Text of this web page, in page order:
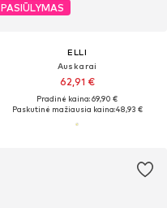
PASIŪLYMAS
ELLI
Auskarai
62,91 €
Pradinė kaina: 69,90 €
Paskutinė mažiausia kaina:48,93 €